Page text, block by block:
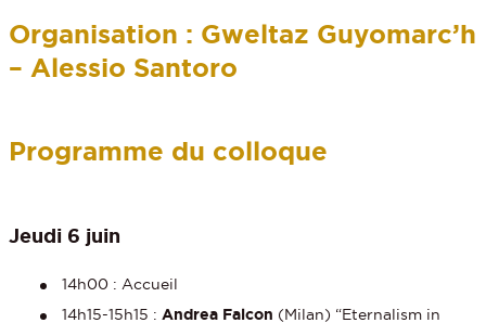
Organisation : Gweltaz Guyomarc’h
– Alessio Santoro
Programme du colloque
Jeudi 6 juin
14h00 : Accueil
14h15-15h15 :Andrea Falcon (Milan) “Eternalism in